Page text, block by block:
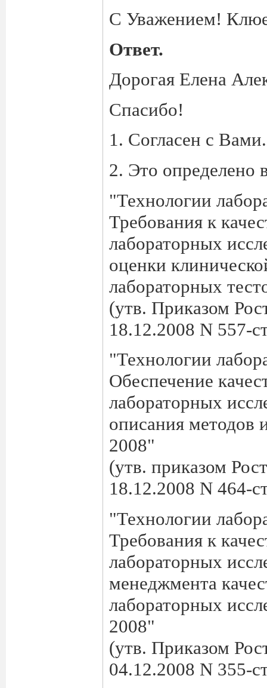
С Уважением!
Ответ.
Дорогая Елена
Спасибо!
1. Согласен с Вами.
2. Это определено
"Технологии
Требования к
лабораторных
оценки
лабораторных
(утв. Приказом
18.12.2008 N 557-
"Технологии
Обеспечение
лабораторных
описания методов
2008"
(утв. приказом
18.12.2008 N 464-
"Технологии
Требования к
лабораторных
менеджмента
лабораторных
2008"
(утв. Приказом
04.12.2008 N 355-